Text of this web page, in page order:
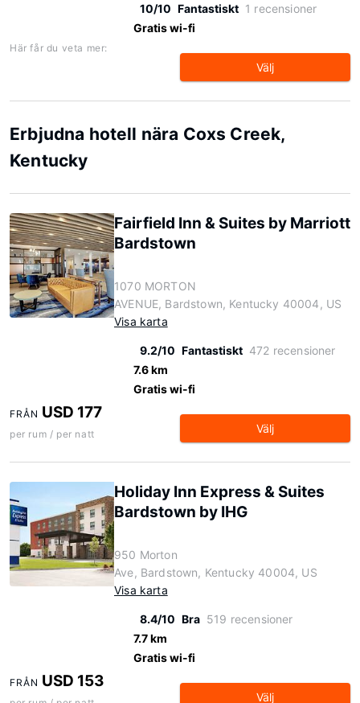
10/10 Fantastiskt 1 recensioner
Gratis wi-fi
Här får du veta mer:
Välj
Erbjudna hotell nära Coxs Creek,
Kentucky
Fairfield Inn & Suites by Marriott
Bardstown
1070 MORTON
AVENUE, Bardstown, Kentucky 40004, US
Visa karta
9.2/10 Fantastiskt 472 recensioner
7.6 km
Gratis wi-fi
FRÅN USD 177
per rum / per natt Välj
Holiday Inn Express & Suites
Bardstown by IHG
950 Morton
Ave, Bardstown, Kentucky 40004, US
Visa karta
8.4/10 Bra 519 recensioner
7.7 km
Gratis wi-fi
FRÅN USD 153
Välj